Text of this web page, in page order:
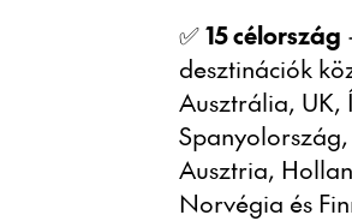
✅15 célország
desztinációk
Ausztrália, UK,
Ausztria,
Norvégia és